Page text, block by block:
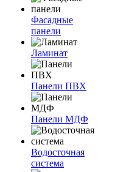
Фасадные
панели
Ламинат
Панели ПВХ
Панели МДФ
Водосточная
система